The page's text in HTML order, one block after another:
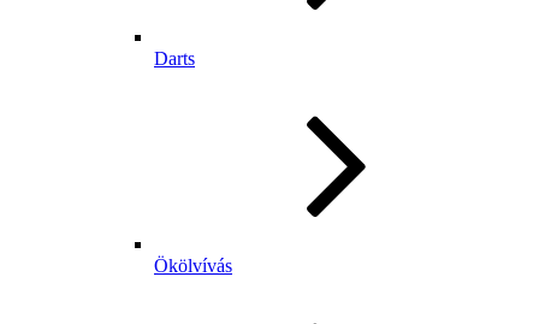
Darts
Ökölvívás